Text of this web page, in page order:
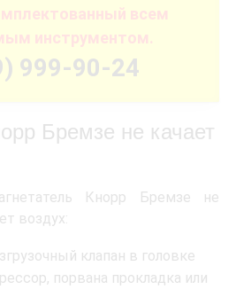
всем
инструментом.
999-90-24
Бремзе не качает
Кнорр Бремзе не
воздух:
клапан в головке
порвана прокладка или